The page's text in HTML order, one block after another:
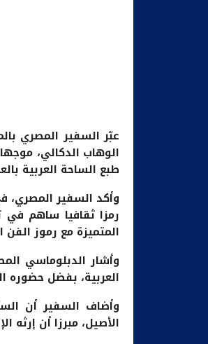
عبّر السفير المصري
الوهاب الدكالي،
طبع الساحة العربية
وأكد السفير المصري،
رمزا ثقافيا ساهم في
المتميزة مع رموز
وأشار الدبلوماسي
العربية، بفضل حضوره
وأضاف السفير أن
الأصيل، مبرزا أن